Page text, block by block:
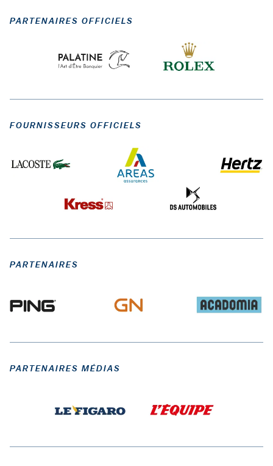
PARTENAIRES OFFICIELS
FOURNISSEURS OFFICIELS
PARTENAIRES
PARTENAIRES MÉDIAS